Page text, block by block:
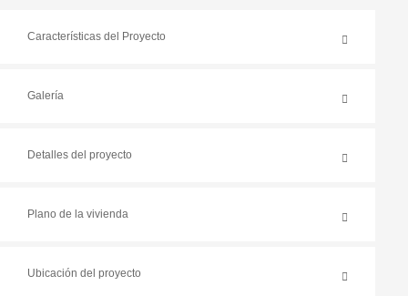
Características del Proyecto
Galería
Detalles del proyecto
Plano de la vivienda
Ubicación del proyecto